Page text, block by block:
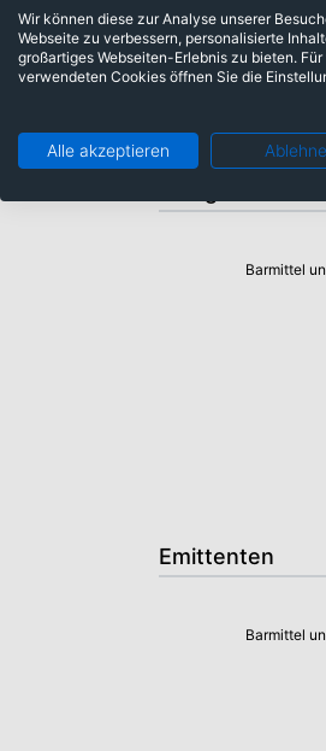
Barmittel
Emittenten
Barmittel
Wir können diese zur Analyse unserer
Webseite zu verbessern, personalisierte
großartiges Webseiten-Erlebnis zu bieten.
verwendeten Cookies öffnen Sie die
Alle akzeptieren